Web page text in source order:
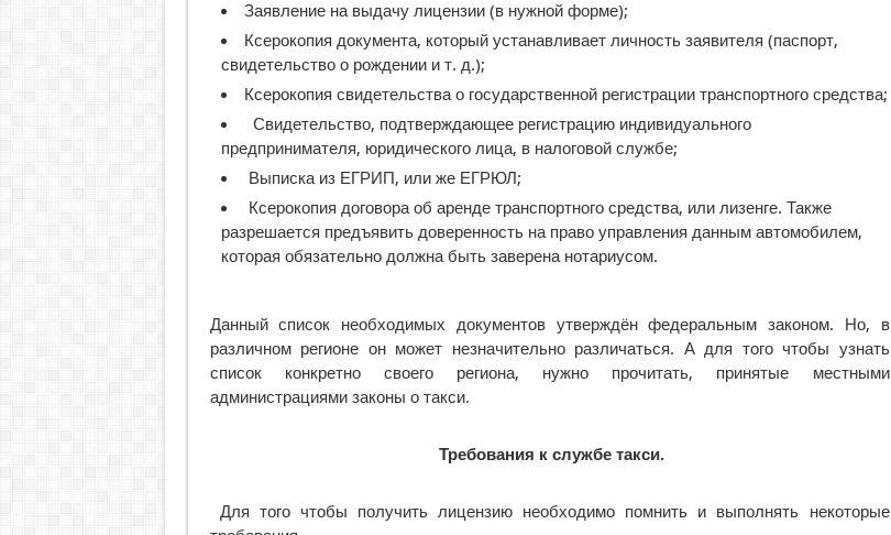
Заявление на выдачу лицензии (в нужной форме);
Ксерокопия документа, который устанавливает личность заявителя (паспорт,
свидетельство о рождении и т. д.);
Ксерокопия свидетельства о государственной регистрации транспортного средства;
Свидетельство, подтверждающее регистрацию индивидуального
предпринимателя, юридического лица, в налоговой службе;
Выписка из ЕГРИП, или же ЕГРЮЛ;
Ксерокопия договора об аренде транспортного средства, или лизенге. Также
разрешается предъявить доверенность на право управления данным автомобилем,
которая обязательно должна быть заверена нотариусом.
Данный список необходимых документов утверждён федеральным законом. Но, в
различном регионе он может незначительно различаться. А для того чтобы узнать
список конкретно своего региона, нужно прочитать, принятые местными
администрациями законы о такси.
Требования к службе такси.
Для того чтобы получить лицензию необходимо помнить и выполнять некоторые